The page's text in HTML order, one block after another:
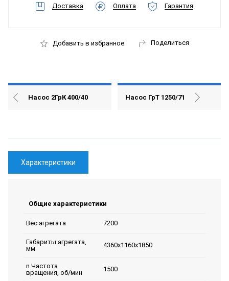
Доставка Оплата Гарантия
Добавить в избранное Поделиться
Насос 2ГрК 400/40 Насос ГрТ 1250/71
Характеристики
Общие характеристики
Вес агрегата 7200
Габариты агрегата,
мм
4360х1160х1850
n Частота
вращения, об/мин
1500